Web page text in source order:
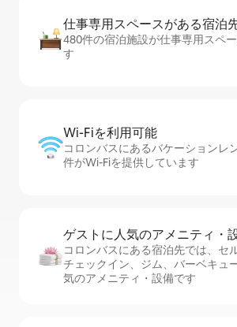
仕事専用ス⁠ペ⁠ー⁠スがあ⁠る宿⁠泊⁠
480件の宿泊施設が仕事専用スペ
す
Wi-Fiを利⁠用⁠可⁠能
コロンバスにあるバケーションレ
件がWi-Fiを提供しています
ゲストに人⁠気⁠のア⁠メ⁠ニ⁠テ⁠ィ・
コロンバスにある宿泊先では、セ⁠
チ⁠ェ⁠ッ⁠ク⁠イ⁠ン、ジム、バーベキュ
気のアメニティ・設備です